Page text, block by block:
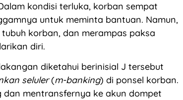
kondisi terluka, korban sempat
untuk meminta bantuan. Namun,
korban, dan merampas paksa
diri.
diketahui berinisial J tersebut
seluler(m-banking) di ponsel korban.
dan mentransfernya ke akun dompet